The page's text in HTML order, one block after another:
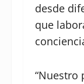
desde
que
“Nuestro